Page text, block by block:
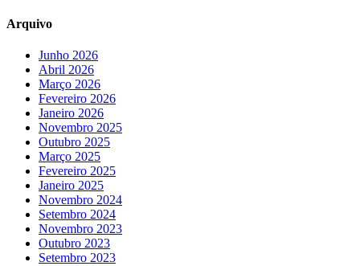
Arquivo
Junho 2026
Abril 2026
Março 2026
Fevereiro 2026
Janeiro 2026
Novembro 2025
Outubro 2025
Março 2025
Fevereiro 2025
Janeiro 2025
Novembro 2024
Setembro 2024
Novembro 2023
Outubro 2023
Setembro 2023